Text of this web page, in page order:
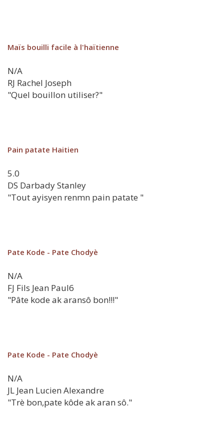
Maïs bouilli facile à l'haïtienne
N/A
RJ Rachel Joseph
"Quel bouillon utiliser?"
Pain patate Haitien
5.0
DS Darbady Stanley
"Tout ayisyen renmn pain patate "
Pate Kode - Pate Chodyè
N/A
FJ Fils Jean Paul6
"Pâte kode ak aransô bon!!!"
Pate Kode - Pate Chodyè
N/A
JL Jean Lucien Alexandre
"Trè bon,pate kôde ak aran sô."